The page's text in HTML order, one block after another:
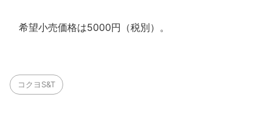
希望小売価格は5000円（税別）。
コクヨS&T